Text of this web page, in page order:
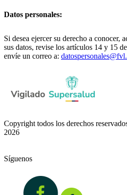
Datos personales:
Si desea ejercer su derecho a conocer,
sus datos, revise los artículos 14 y 15
envíe un correo a:
Copyright todos los derechos
2026
Síguenos